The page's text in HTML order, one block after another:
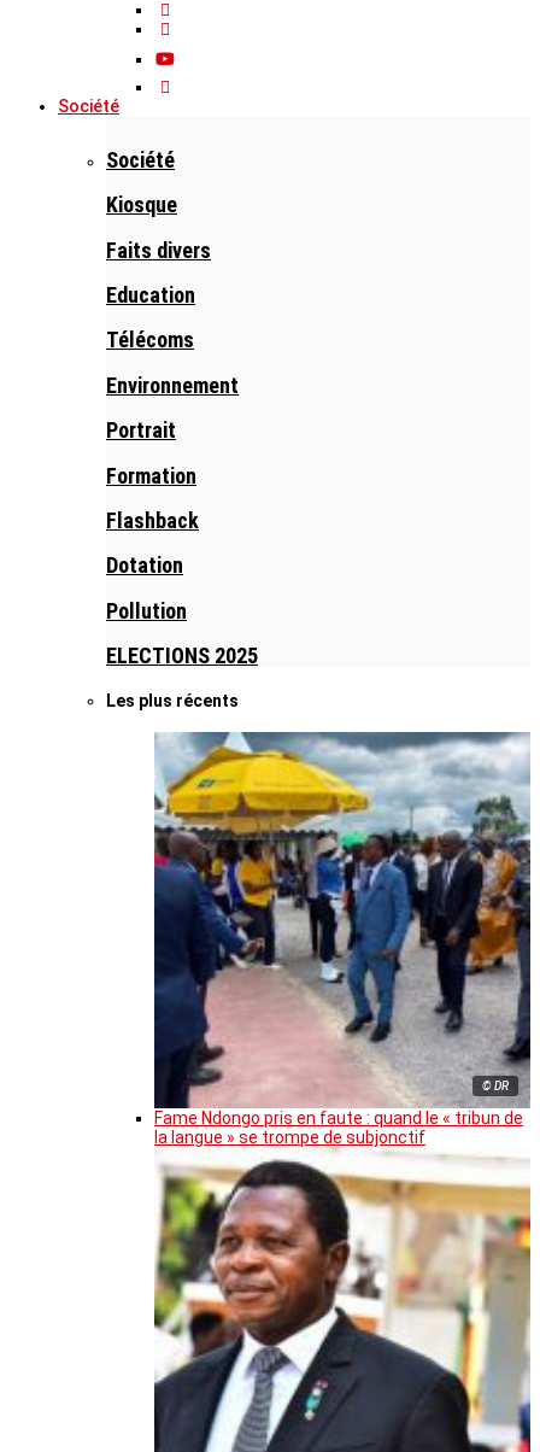
Société
Société
Kiosque
Faits divers
Education
Télécoms
Environnement
Portrait
Formation
Flashback
Dotation
Pollution
ELECTIONS 2025
Les plus récents
© DR
Fame Ndongo pris en faute : quand le « tribun de
la langue » se trompe de subjonctif